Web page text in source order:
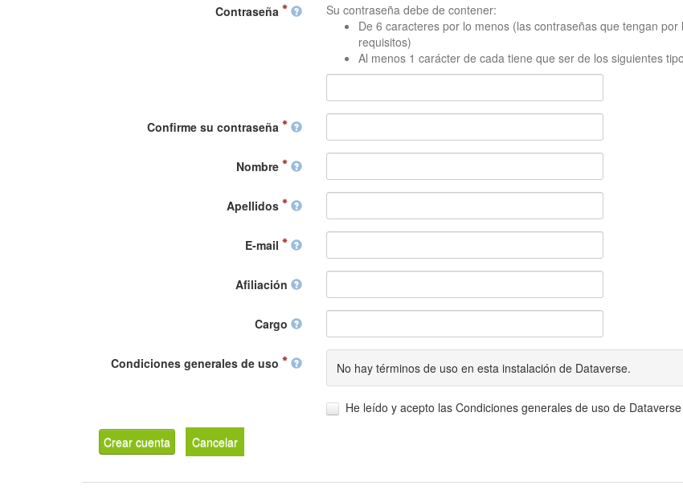
Contraseña
Su contraseña debe de contener:
De 6 caracteres por lo menos (las contraseñas que tengan
requisitos)
Al menos 1 carácter de cada tiene que ser de los siguientes
Confirme su contraseña
Nombre
Apellidos
E-mail
Afiliación
Cargo
Condiciones generales de uso No hay términos de uso en esta instalación de Dataverse.
He leído y acepto las Condiciones generales de uso de
Crear cuenta Cancelar